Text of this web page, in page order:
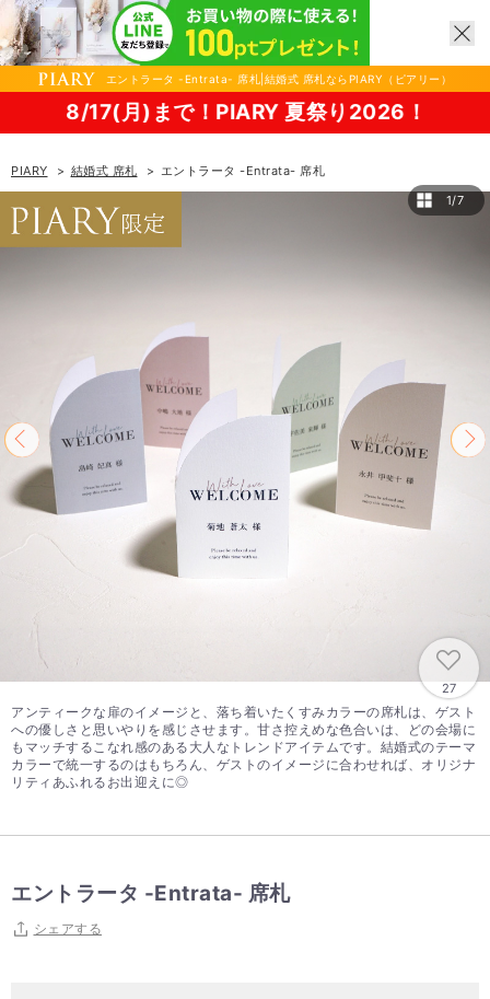
エントラータ -Entrata- 席札|結婚式 席札ならPIARY（ピアリー）
)まで！PIARY 夏祭り2026！
PIARY 結婚式 席札
エントラータ -Entrata- 席札
1/7
27
アンティークな扉のイメージと、落ち着いたくすみカラーの席札は、ゲスト
への優しさと思いやりを感じさせます。甘さ控えめな色合いは、どの会場に
もマッチするこなれ感のある大人なトレンドアイテムです。結婚式のテーマ
カラーで統一するのはもちろん、ゲストのイメージに合わせれば、オリジナ
リティあふれるお出迎えに◎
エントラータ -Entrata- 席札
シェアする